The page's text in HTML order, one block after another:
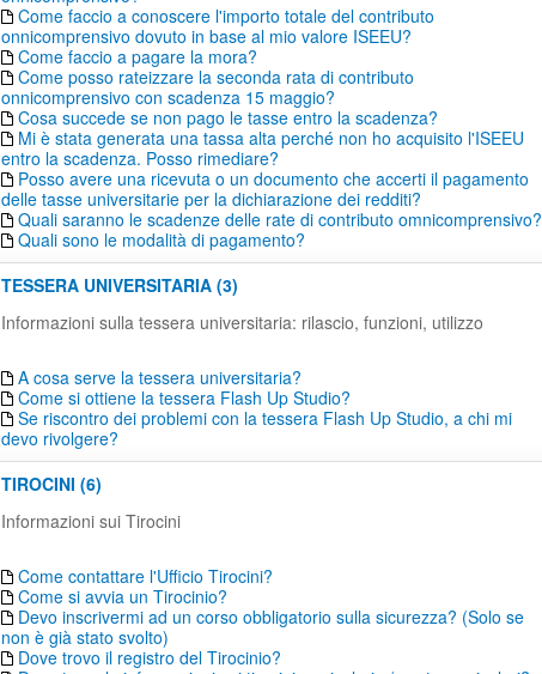
Come faccio a conoscere l'importo totale del contributo
onnicomprensivo dovuto in base al mio valore ISEEU?
Come faccio a pagare la mora?
Come posso rateizzare la seconda rata di contributo
onnicomprensivo con scadenza 15 maggio?
Cosa succede se non pago le tasse entro la scadenza?
Mi è stata generata una tassa alta perché non ho acquisito l'ISEEU
entro la scadenza. Posso rimediare?
Posso avere una ricevuta o un documento che accerti il pagamento
delle tasse universitarie per la dichiarazione dei redditi?
Quali saranno le scadenze delle rate di contributo omnicomprensivo?
Quali sono le modalità di pagamento?
TESSERA UNIVERSITARIA (3)
Informazioni sulla tessera universitaria: rilascio, funzioni, utilizzo
A cosa serve la tessera universitaria?
Come si ottiene la tessera Flash Up Studio?
Se riscontro dei problemi con la tessera Flash Up Studio, a chi mi
devo rivolgere?
TIROCINI (6)
Informazioni sui Tirocini
Come contattare l'Ufficio Tirocini?
Come si avvia un Tirocinio?
Devo inscrivermi ad un corso obbligatorio sulla sicurezza? (Solo se
non è già stato svolto)
Dove trovo il registro del Tirocinio?